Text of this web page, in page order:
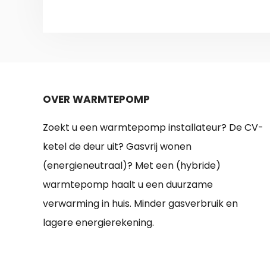
OVER WARMTEPOMP
Zoekt u een warmtepomp installateur? De CV-
ketel de deur uit? Gasvrij wonen
(energieneutraal)? Met een (hybride)
warmtepomp haalt u een duurzame
verwarming in huis. Minder gasverbruik en
lagere energierekening.